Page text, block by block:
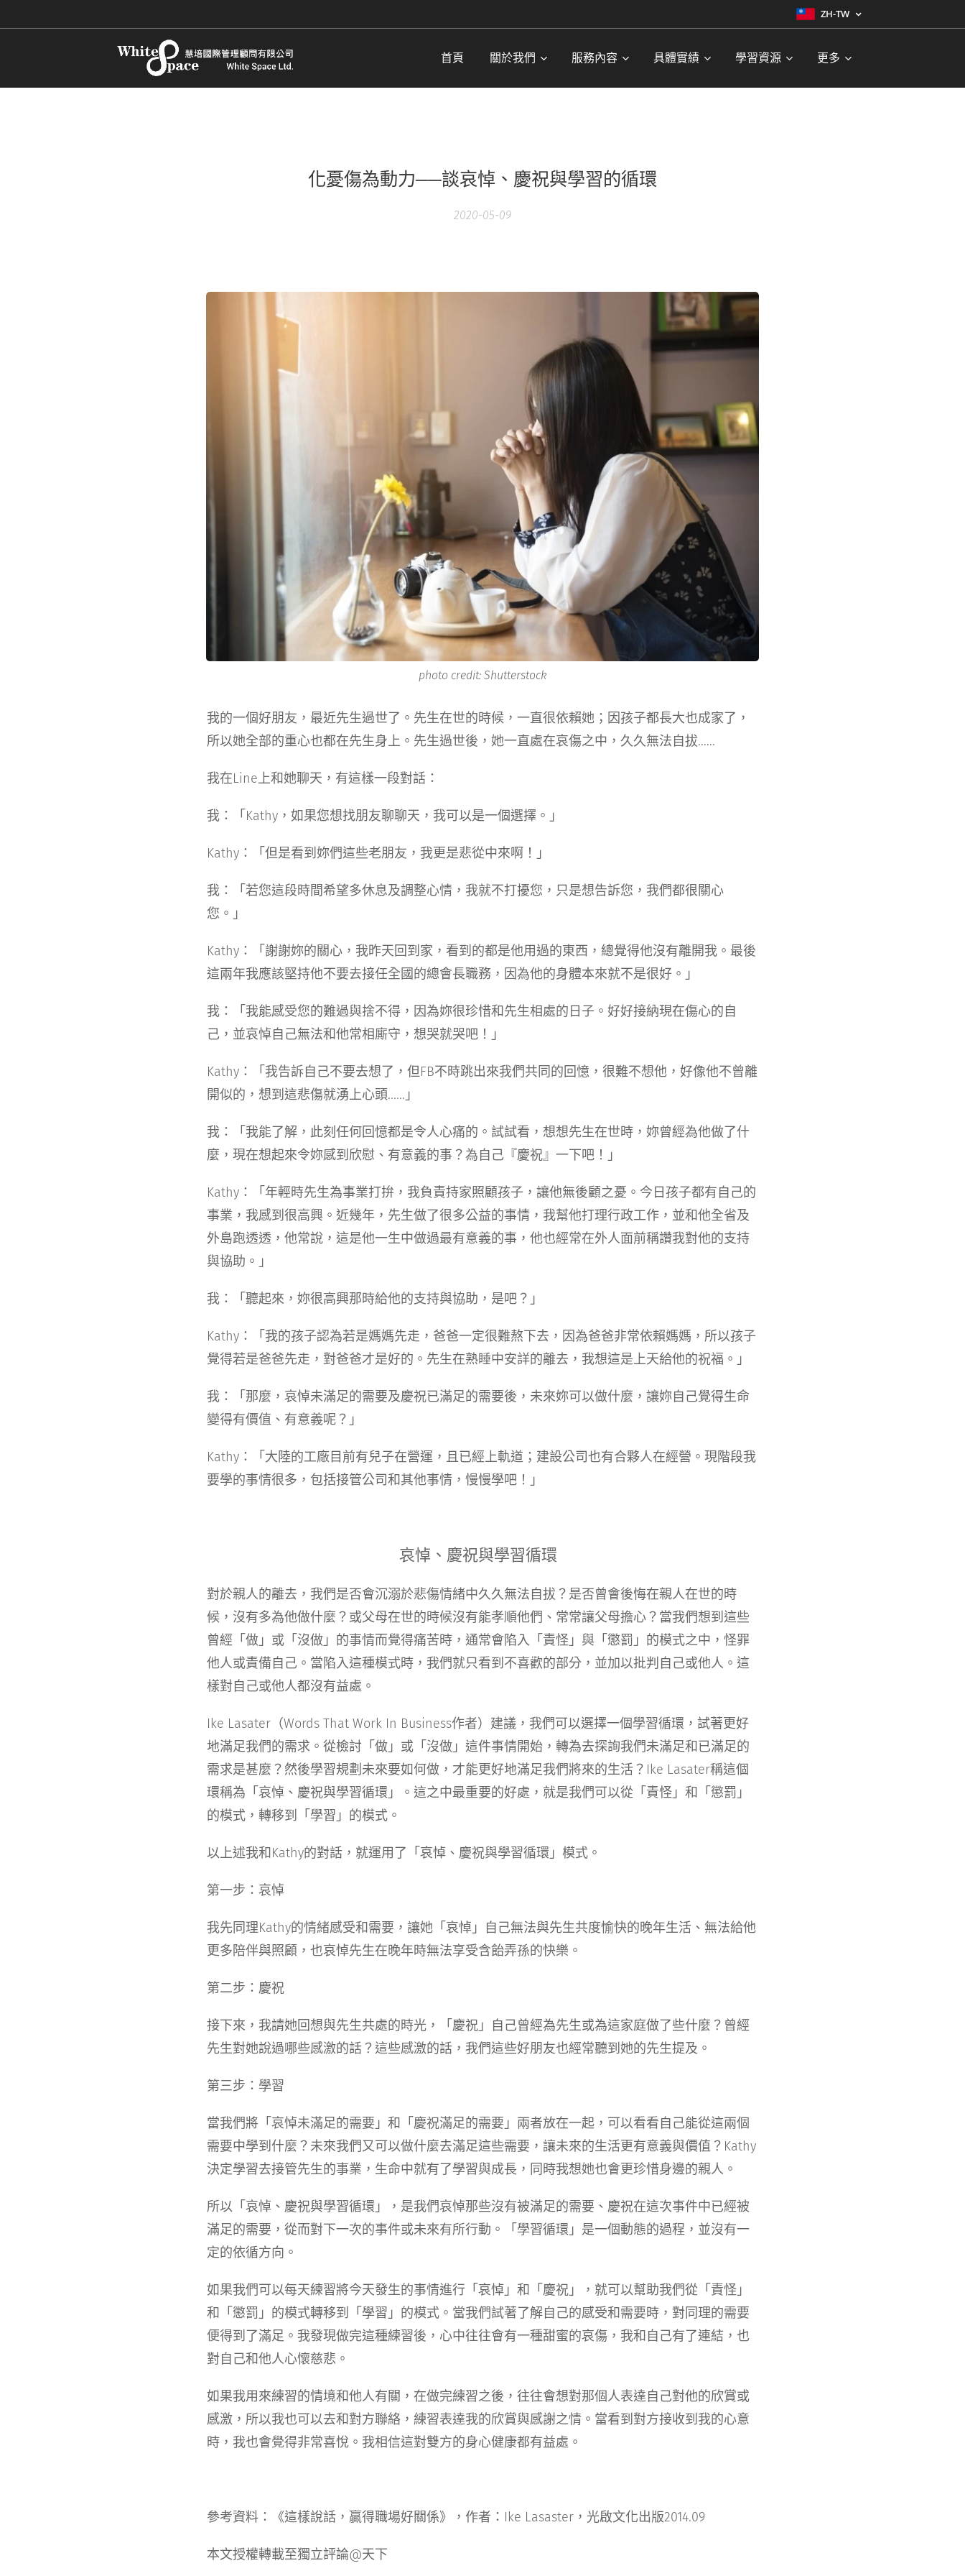
ZH-TW
首頁 關於我們 服務內容 具體實績 學習資源 更多
化憂傷為動力──談哀悼、慶祝與學習的循環
2020-05-09
photo credit: Shutterstock
我的一個好朋友，最近先生過世了。先生在世的時候，一直很依賴她；因孩子都長大也成家了，
所以她全部的重心也都在先生身上。先生過世後，她一直處在哀傷之中，久久無法自拔......
我在Line上和她聊天，有這樣一段對話：
我：「Kathy，如果您想找朋友聊聊天，我可以是一個選擇。」
Kathy：「但是看到妳們這些老朋友，我更是悲從中來啊！」
我：「若您這段時間希望多休息及調整心情，我就不打擾您，只是想告訴您，我們都很關心
您。」
Kathy：「謝謝妳的關心，我昨天回到家，看到的都是他用過的東西，總覺得他沒有離開我。最後
這兩年我應該堅持他不要去接任全國的總會長職務，因為他的身體本來就不是很好。」
我：「我能感受您的難過與捨不得，因為妳很珍惜和先生相處的日子。好好接納現在傷心的自
己，並哀悼自己無法和他常相廝守，想哭就哭吧！」
Kathy：「我告訴自己不要去想了，但FB不時跳出來我們共同的回憶，很難不想他，好像他不曾離
開似的，想到這悲傷就湧上心頭......」
我：「我能了解，此刻任何回憶都是令人心痛的。試試看，想想先生在世時，妳曾經為他做了什
麼，現在想起來令妳感到欣慰、有意義的事？為自己『慶祝』一下吧！」
Kathy：「年輕時先生為事業打拚，我負責持家照顧孩子，讓他無後顧之憂。今日孩子都有自己的
事業，我感到很高興。近幾年，先生做了很多公益的事情，我幫他打理行政工作，並和他全省及
外島跑透透，他常說，這是他一生中做過最有意義的事，他也經常在外人面前稱讚我對他的支持
與協助。」
我：「聽起來，妳很高興那時給他的支持與協助，是吧？」
Kathy：「我的孩子認為若是媽媽先走，爸爸一定很難熬下去，因為爸爸非常依賴媽媽，所以孩子
覺得若是爸爸先走，對爸爸才是好的。先生在熟睡中安詳的離去，我想這是上天給他的祝福。」
我：「那麼，哀悼未滿足的需要及慶祝已滿足的需要後，未來妳可以做什麼，讓妳自己覺得生命
變得有價值、有意義呢？」
Kathy：「大陸的工廠目前有兒子在營運，且已經上軌道；建設公司也有合夥人在經營。現階段我
要學的事情很多，包括接管公司和其他事情，慢慢學吧！」
哀悼、慶祝與學習循環
對於親人的離去，我們是否會沉溺於悲傷情緒中久久無法自拔？是否曾會後悔在親人在世的時
候，沒有多為他做什麼？或父母在世的時候沒有能孝順他們、常常讓父母擔心？當我們想到這些
曾經「做」或「沒做」的事情而覺得痛苦時，通常會陷入「責怪」與「懲罰」的模式之中，怪罪
他人或責備自己。當陷入這種模式時，我們就只看到不喜歡的部分，並加以批判自己或他人。這
樣對自己或他人都沒有益處。
Ike Lasater（Words That Work In Business作者）建議，我們可以選擇一個學習循環，試著更好
地滿足我們的需求。從檢討「做」或「沒做」這件事情開始，轉為去探詢我們未滿足和已滿足的
需求是甚麼？然後學習規劃未來要如何做，才能更好地滿足我們將來的生活？Ike Lasater稱這個
環稱為「哀悼、慶祝與學習循環」。這之中最重要的好處，就是我們可以從「責怪」和「懲罰」
的模式，轉移到「學習」的模式。
以上述我和Kathy的對話，就運用了「哀悼、慶祝與學習循環」模式。
第一步：哀悼
我先同理Kathy的情緒感受和需要，讓她「哀悼」自己無法與先生共度愉快的晚年生活、無法給他
更多陪伴與照顧，也哀悼先生在晚年時無法享受含飴弄孫的快樂。
第二步：慶祝
接下來，我請她回想與先生共處的時光，「慶祝」自己曾經為先生或為這家庭做了些什麼？曾經
先生對她說過哪些感激的話？這些感激的話，我們這些好朋友也經常聽到她的先生提及。
第三步：學習
當我們將「哀悼未滿足的需要」和「慶祝滿足的需要」兩者放在一起，可以看看自己能從這兩個
需要中學到什麼？未來我們又可以做什麼去滿足這些需要，讓未來的生活更有意義與價值？Kathy
決定學習去接管先生的事業，生命中就有了學習與成長，同時我想她也會更珍惜身邊的親人。
所以「哀悼、慶祝與學習循環」，是我們哀悼那些沒有被滿足的需要、慶祝在這次事件中已經被
滿足的需要，從而對下一次的事件或未來有所行動。「學習循環」是一個動態的過程，並沒有一
定的依循方向。
如果我們可以每天練習將今天發生的事情進行「哀悼」和「慶祝」，就可以幫助我們從「責怪」
和「懲罰」的模式轉移到「學習」的模式。當我們試著了解自己的感受和需要時，對同理的需要
便得到了滿足。我發現做完這種練習後，心中往往會有一種甜蜜的哀傷，我和自己有了連結，也
對自己和他人心懷慈悲。
如果我用來練習的情境和他人有關，在做完練習之後，往往會想對那個人表達自己對他的欣賞或
感激，所以我也可以去和對方聯絡，練習表達我的欣賞與感謝之情。當看到對方接收到我的心意
時，我也會覺得非常喜悅。我相信這對雙方的身心健康都有益處。
參考資料：《這樣說話，贏得職場好關係》，作者：Ike Lasaster，光啟文化出版2014.09
本文授權轉載至獨立評論@天下